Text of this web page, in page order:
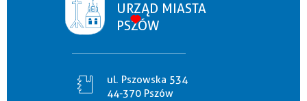
URZĄD MIASTA
PSZÓW
ul. Pszowska 534
44-370 Pszów